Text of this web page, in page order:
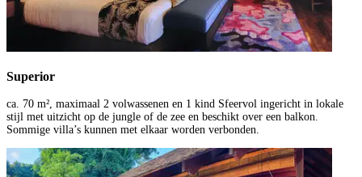
Superior
ca. 70 m², maximaal 2 volwassenen en 1 kind Sfeervol ingericht in lokale
stijl met uitzicht op de jungle of de zee en beschikt over een balkon.
Sommige villa’s kunnen met elkaar worden verbonden.